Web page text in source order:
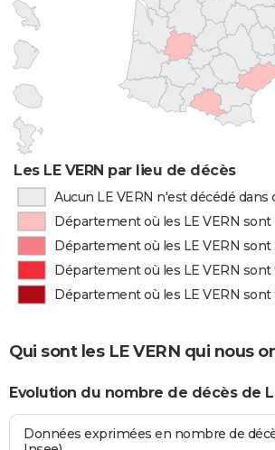
Les LE VERN par lieu de décès
Aucun LE VERN n'est décédé
Département où les LE VERN
Département où les LE VERN sont
Département où les LE VERN
Département où les LE VERN
Qui sont les LE VERN qui nous
Evolution du nombre de décès de
Données exprimées en nombre de